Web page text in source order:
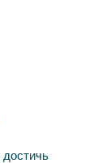
достичь